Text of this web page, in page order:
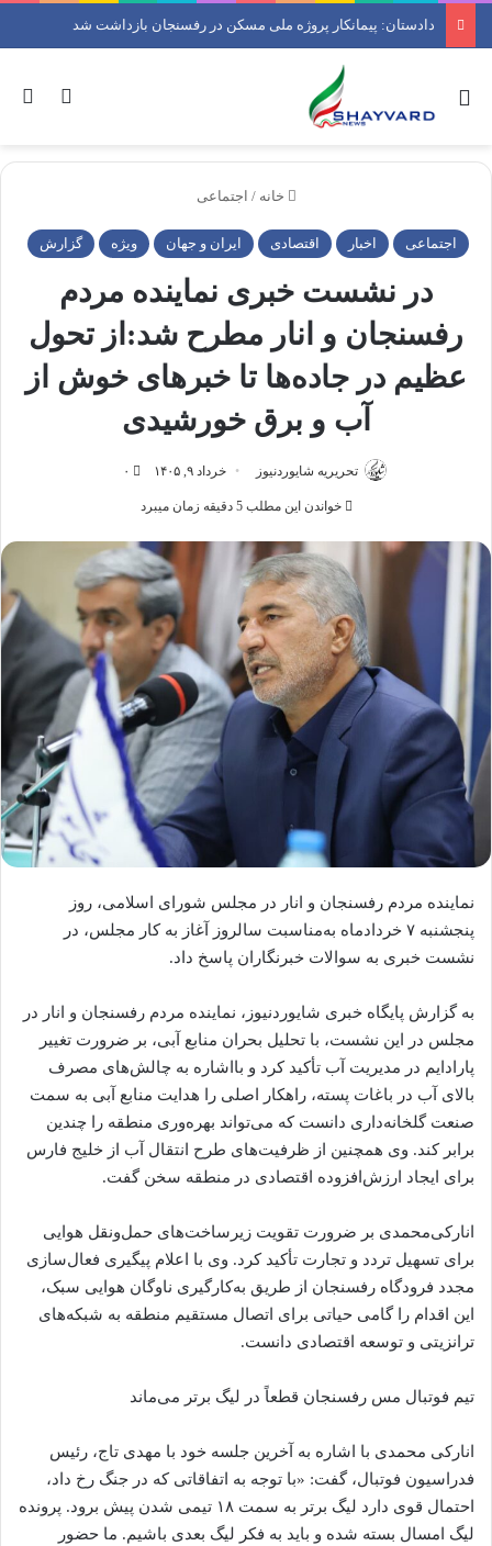
دادستان: پیمانکار پروژه ملی مسکن در رفسنجان بازداشت شد
ورود
خانه / اجتماعی
اجتماعی اخبار اقتصادی ایران و جهان ویژه گزارش
در نشست خبری نماینده مردم
رفسنجان و انار مطرح شد:از تحول
عظیم در جاده‌ها تا خبرهای خوش از
آب و برق خورشیدی
تحریریه شایوردنیوز خرداد ۹, ۱۴۰۵ ۰
خواندن این مطلب 5 دقیقه زمان میبرد
نماینده مردم رفسنجان و انار در مجلس شورای اسلامی، روز
پنجشنبه ۷ خردادماه به‌مناسبت سالروز آغاز به کار مجلس، در
نشست خبری به سوالات خبرنگاران پاسخ داد.
به گزارش پایگاه خبری شایوردنیوز، نماینده مردم رفسنجان و انار در
مجلس در این نشست، با تحلیل بحران منابع آبی، بر ضرورت تغییر
پارادایم در مدیریت آب تأکید کرد و با‌اشاره به چالش‌های مصرف
بالای آب در باغات پسته، راهکار اصلی را هدایت منابع آبی به سمت
صنعت گلخانه‌داری دانست که می‌تواند بهره‌وری منطقه را چندین
برابر کند. وی همچنین از ظرفیت‌های طرح انتقال آب از خلیج فارس
برای ایجاد ارزش‌افزوده اقتصادی در منطقه سخن گفت.
انارکی‌محمدی بر ضرورت تقویت زیرساخت‌های حمل‌ونقل هوایی
برای تسهیل تردد و تجارت تأکید کرد. وی با اعلام پیگیری فعال‌سازی
مجدد فرودگاه رفسنجان از طریق به‌کارگیری ناوگان هوایی سبک،
این اقدام را گامی حیاتی برای اتصال مستقیم منطقه به شبکه‌های
ترانزیتی و توسعه اقتصادی دانست.
تیم فوتبال مس رفسنجان قطعاً در لیگ برتر می‌ماند
انارکی محمدی با اشاره به آخرین جلسه خود با مهدی تاج، رئیس
فدراسیون فوتبال، گفت: «با توجه به اتفاقاتی که در جنگ رخ داد،
احتمال قوی دارد لیگ برتر به سمت ۱۸ تیمی شدن پیش برود. پرونده
لیگ امسال بسته شده و باید به فکر لیگ بعدی باشیم. ما حضور